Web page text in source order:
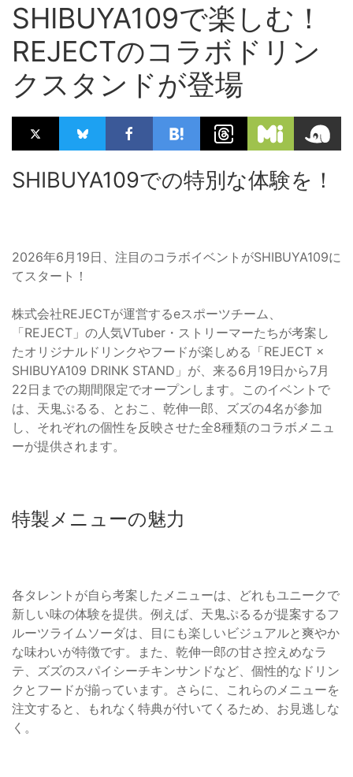
SHIBUYA109で楽しむ！
REJECTのコラボドリン
クスタンドが登場
SHIBUYA109での特別な体験を！
2026年6月19日、注目のコラボイベントがSHIBUYA109に
てスタート！
株式会社REJECTが運営するeスポーツチーム、
「REJECT」の人気VTuber・ストリーマーたちが考案し
たオリジナルドリンクやフードが楽しめる「REJECT ×
SHIBUYA109 DRINK STAND」が、来る6月19日から7月
22日までの期間限定でオープンします。このイベントで
は、天鬼ぷるる、とおこ、乾伸一郎、ズズの4名が参加
し、それぞれの個性を反映させた全8種類のコラボメニュ
ーが提供されます。
特製メニューの魅力
各タレントが自ら考案したメニューは、どれもユニークで
新しい味の体験を提供。例えば、天鬼ぷるるが提案するフ
ルーツライムソーダは、目にも楽しいビジュアルと爽やか
な味わいが特徴です。また、乾伸一郎の甘さ控えめなラ
テ、ズズのスパイシーチキンサンドなど、個性的なドリン
クとフードが揃っています。さらに、これらのメニューを
注文すると、もれなく特典が付いてくるため、お見逃しな
く。